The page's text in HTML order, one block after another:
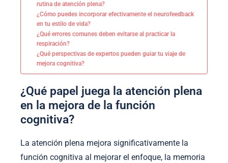
rutina de atención plena?
¿Cómo puedes incorporar efectivamente el neurofeedback
en tu estilo de vida?
¿Qué errores comunes deben evitarse al practicar la
respiración?
¿Qué perspectivas de expertos pueden guiar tu viaje de
mejora cognitiva?
¿Qué papel juega la atención plena
en la mejora de la función
cognitiva?
La atención plena mejora significativamente la
función cognitiva al mejorar el enfoque, la memoria